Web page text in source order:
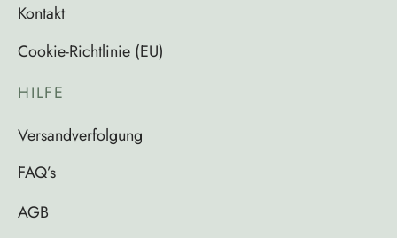
Kontakt
Cookie-Richtlinie (EU)
HILFE
Versandverfolgung
FAQ’s
AGB